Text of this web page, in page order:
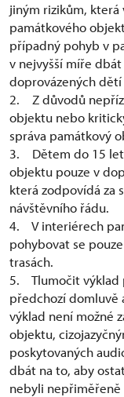
jiným rizikům,
památkového
případný pohyb v
v nejvyšší míře
doprovázených
2. Z důvodů
objektu nebo
správa památkový
3. Dětem do 15 let
objektu pouze v
která zodpovídá za
návštěvního řádu.
4. V interiérech
pohybovat se
trasách.
5. Tlumočit výklad
předchozí domluvě
výklad není možné
objektu,
poskytovaných
dbát na to, aby
nebyli nepřiměřeně